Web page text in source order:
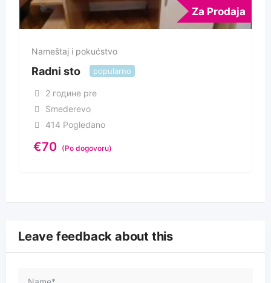
Za Prodaja
Nameštaj i pokućstvo
Radni sto popularno
2 године pre
Smederevo
414 Pogledano
€70 (Po dogovoru)
Leave feedback about this